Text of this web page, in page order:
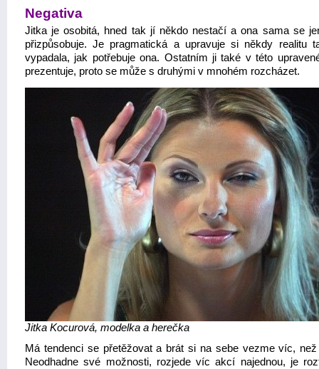
Negativa
Jitka je osobitá, hned tak jí někdo nestačí a ona sama se
přizpůsobuje. Je pragmatická a upravuje si někdy realitu
vypadala, jak potřebuje ona. Ostatním ji také v této
prezentuje, proto se může s druhými v mnohém rozcházet.
Jitka Kocurová, modelka a herečka
Má tendenci se přetěžovat a brát si na sebe vezme víc, než
Neodhadne své možnosti, rozjede víc akcí najednou, je